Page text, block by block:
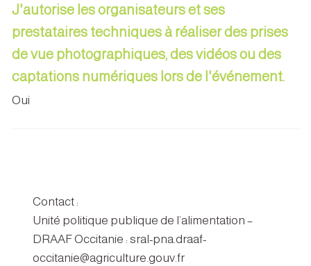
J'autorise les organisateurs et ses
prestataires techniques à réaliser des prises
de vue photographiques, des vidéos ou des
captations numériques lors de l'événement.
Oui
Contact :
Unité politique publique de l’alimentation –
DRAAF Occitanie : sral-pna.draaf-
occitanie@agriculture.gouv.fr